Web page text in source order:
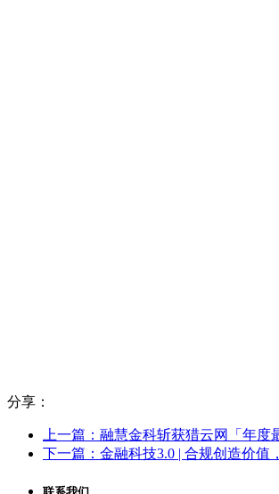
分享：
上一篇：融慧金科斩获猎云网「年度
下一篇：金融科技3.0 | 合规创造价值